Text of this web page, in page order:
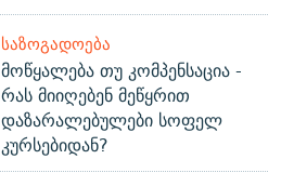
ᲡᲐᲖᲝᲒᲐᲓᲝᲔᲑᲐ
მოწყალება თუ კომპენსაცია -
რას მიიღებენ მეწყრით
დაზარალებულები სოფელ
კურსებიდან?